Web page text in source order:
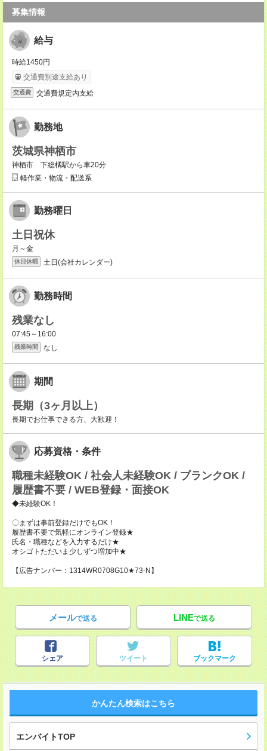
募集情報
給与
時給1450円
交通費別途支給あり
交通費 交通費規定内支給
勤務地
茨城県神栖市
神栖市 下総橘駅から車20分
軽作業・物流・配送系
勤務曜日
土日祝休
月～金
休日休暇 土日(会社カレンダー)
勤務時間
残業なし
07:45～16:00
残業時間 なし
期間
長期（3ヶ月以上）
長期でお仕事できる方、大歓迎！
応募資格・条件
職種未経験OK / 社会人未経験OK / ブランクOK /
履歴書不要 / WEB登録・面接OK
◆未経験OK！
〇まずは事前登録だけでもOK！
履歴書不要で気軽にオンライン登録★
氏名・職種などを入力するだけ★
オシゴトただいま少しずつ増加中★
【広告ナンバー：1314WR0708G10★73-N】
メールで送る LINEで送る
シェア ツイート ブックマーク
かんたん検索はこちら
エンバイトTOP